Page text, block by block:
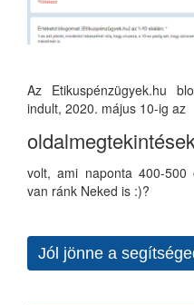
Az Etikuspénzügyek.hu
indult, 2020. május 10-ig az
volt, ami naponta 400-500
van ránk Neked is :)?
Jól jönne a